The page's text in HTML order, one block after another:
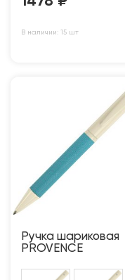
В наличии: 15 шт
Ручка шариковая
PROVENCE